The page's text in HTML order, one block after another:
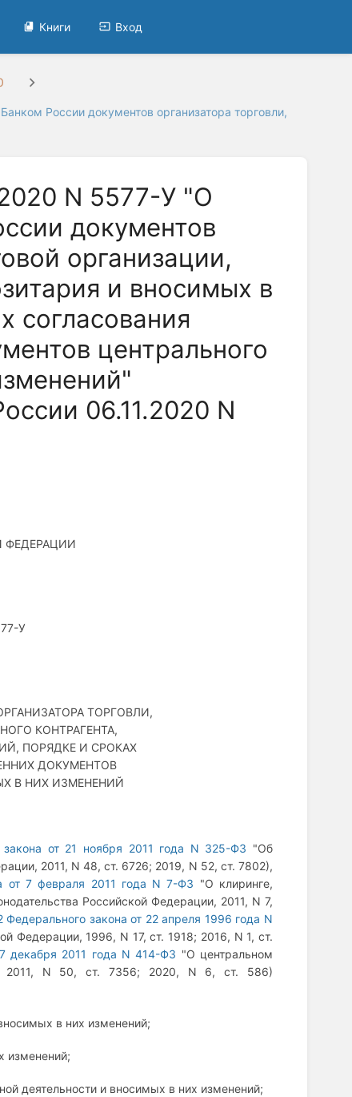
Книги Вход
России документов организатора торговли,
N 5577-У "О
документов
организации,
и вносимых в
согласования
центрального
06.11.2020 N
ФЕДЕРАЦИИ
У
ТОРГОВЛИ,
КОНТРАГЕНТА,
ПОРЯДКЕ И СРОКАХ
ДОКУМЕНТОВ
В НИХ ИЗМЕНЕНИЙ
закона от 21 ноября 2011 года N 325-ФЗ "Об
2011, N 48, ст. 6726; 2019, N 52, ст. 7802),
от 7 февраля 2011 года N 7-ФЗ "О клиринге,
Российской Федерации, 2011, N 7,
Федерального закона от 22 апреля 1996 года N
Федерации, 1996, N 17, ст. 1918; 2016, N 1, ст.
декабря 2011 года N 414-ФЗ "О центральном
2011, N 50, ст. 7356; 2020, N 6, ст. 586)
в них изменений;
изменений;
деятельности и вносимых в них изменений;